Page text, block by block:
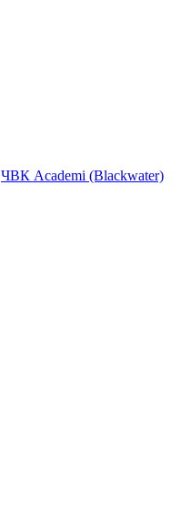
ЧВК Academi (Blackwater)